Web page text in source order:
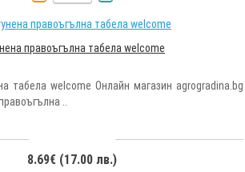
правоъгълна табела welcome
табела welcome Онлайн магазин agrogradina.bg
..
8.69€ (17.00 лв.)